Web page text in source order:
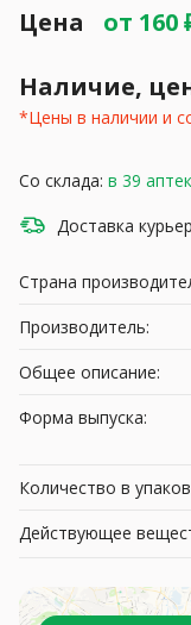
Цена от 160
Наличие,
*Цены в наличии и
Со склада: в 39
Доставка
Страна
Производитель:
Общее описание:
Форма выпуска:
Количество в
Действующее